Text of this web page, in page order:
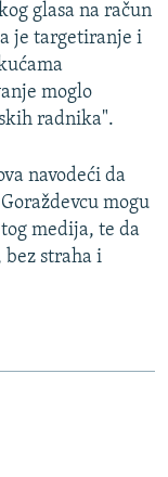
glasa na račun
je targetiranje i
moglo
radnika".
navodeći da
mogu
medija, te da
bez straha i